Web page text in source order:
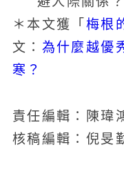
＊本文獲「 梅根
文： 為什麼越優
寒？
責任編輯：陳瑋
核稿編輯：倪旻